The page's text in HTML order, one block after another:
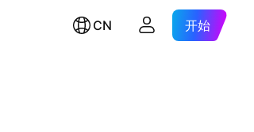
CN 开始